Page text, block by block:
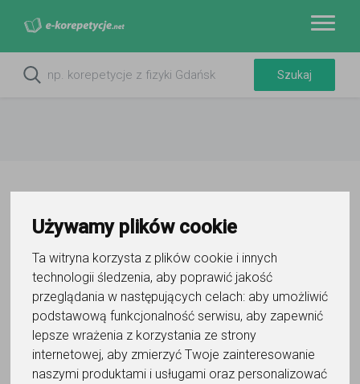
Używamy plików cookie
Ta witryna korzysta z plików cookie i innych
technologii śledzenia, aby poprawić jakość
przeglądania w następujących celach: aby umożliwić
podstawową funkcjonalność serwisu, aby zapewnić
lepsze wrażenia z korzystania ze strony
internetowej, aby zmierzyć Twoje zainteresowanie
naszymi produktami i usługami oraz personalizować
Załóż darmowe konto
w kilka minut
2